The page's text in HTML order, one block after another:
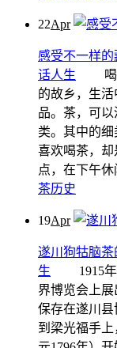
22Apr
感受不一样
话人生
喝酒
的故乡，生
品。茶，可
类。其中的
喜欢喝茶，
点，在下午
茶历史
19Apr
遂川狗牯脑茶
生
1915年
界博览会上
保存在遂川
到梁光福手